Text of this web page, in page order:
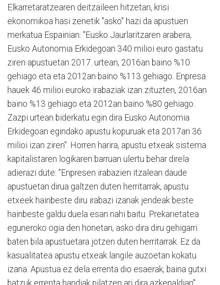
Elkarretaratzearen deitzaileen hitzetan, krisi
ekonomikoa hasi zenetik "asko" hazi da apustuen
merkatua Espainian: "Eusko Jaurlaritzaren arabera,
Eusko Autonomia Erkidegoan 340 milioi euro gastatu
ziren apustuetan 2017. urtean, 2016an baino %10
gehiago eta eta 2012an baino %113 gehiago. Enpresa
hauek 46 milioi euroko irabaziak izan zituzten, 2016an
baino %13 gehiago eta 2012an baino %80 gehiago.
Zazpi urtean biderkatu egin dira Eusko Autonomia
Erkidegoan egindako apustu kopuruak eta 2017an 36
milioi izan ziren". Horren harira, apustu etxeak sistema
kapitalistaren logikaren barruan ulertu behar direla
adierazi dute: "Enpresen irabazien itzalean daude
apustuetan dirua galtzen duten herritarrak, apustu
etxeek hainbeste diru irabazi izanak jendeak beste
hainbeste galdu duela esan nahi baitu. Prekarietatea
eguneroko ogia den honetan, asko dira diru gehigarri
baten bila apustuetara jotzen duten herritarrak. Ez da
kasualitatea apustu etxeak langile auzoetan kokatu
izana. Apustua ez dela errenta dio esaerak, baina gutxi
batzuk errenta handiak pilatzen ari dira azkenaldian".